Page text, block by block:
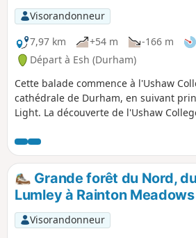
Visorandonneur
7,97 km
+54 m -166 m
Départ à Esh (Durham)
Cette balade commence à l'Ushaw
cathédrale de Durham, en suivant
Light. La découverte de l'Ushaw
de pistes cyclables et dans la ville elle-
Grande forêt du Nord,
Lumley à Rainton Meadows
Visorandonneur